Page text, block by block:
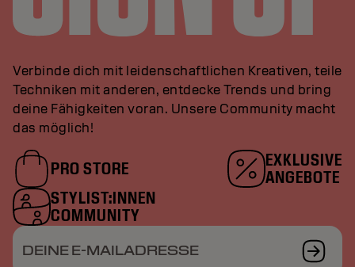
Verbinde dich mit leidenschaftlichen Kreativen, teile
Techniken mit anderen, entdecke Trends und bring
deine Fähigkeiten voran. Unsere Community macht
das möglich!
PRO STORE
EXKLUSIVE
ANGEBOTE
STYLIST:INNEN
COMMUNITY
DEINE E-MAILADRESSE